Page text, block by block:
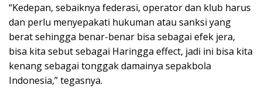
“Kedepan, sebaiknya federasi, operator dan klub harus
dan perlu menyepakati hukuman atau sanksi yang
berat sehingga benar-benar bisa sebagai efek jera,
bisa kita sebut sebagai Haringga effect, jadi ini bisa kita
kenang sebagai tonggak damainya sepakbola
Indonesia,” tegasnya.